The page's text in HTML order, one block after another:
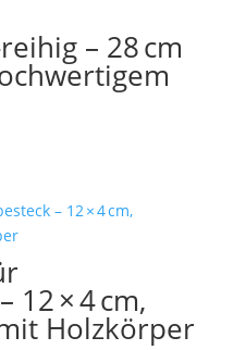
– 28 cm
12 × 4 cm,
Holzkörper